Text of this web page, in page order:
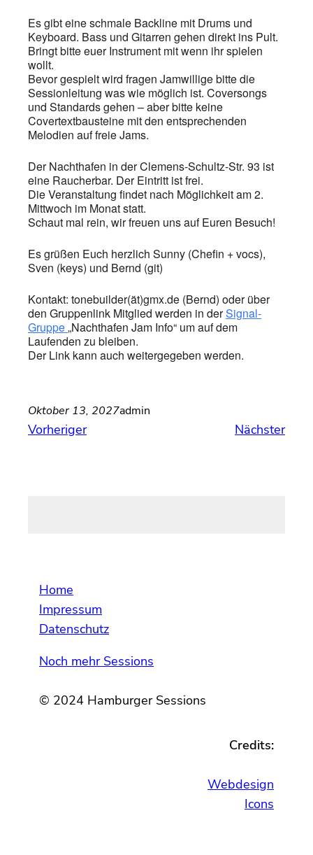
Es gibt eine schmale Backline mit Drums und
Keyboard. Bass und Gitarren gehen direkt ins Pult.
Bringt bitte euer Instrument mit wenn ihr spielen
wollt.
Bevor gespielt wird fragen Jamwillige bitte die
Sessionleitung was wie möglich ist. Coversongs
und Standards gehen – aber bitte keine
Covertextbausteine mit den entsprechenden
Melodien auf freie Jams.
Der Nachthafen in der Clemens-Schultz-Str. 93 ist
eine Raucherbar. Der Eintritt ist frei.
Die Veranstaltung findet nach Möglichkeit am 2.
Mittwoch im Monat statt.
Schaut mal rein, wir freuen uns auf Euren Besuch!
Es grüßen Euch herzlich Sunny (Chefin + vocs),
Sven (keys) und Bernd (git)
Kontakt: tonebuilder(ät)gmx.de (Bernd) oder über
den Gruppenlink Mitglied werden in derSignal-
Gruppe„Nachthafen Jam Info“ um auf dem
Laufenden zu bleiben.
Der Link kann auch weitergegeben werden.
Oktober 13, 2027admin
Vorheriger Nächster
Home
Impressum
Datenschutz
Noch mehr Sessions
© 2024 Hamburger Sessions
Credits:
Webdesign
Icons